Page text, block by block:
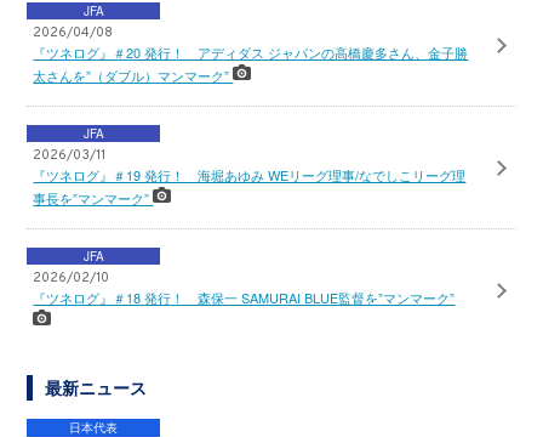
JFA
2026/04/08
『ツネログ』＃20 発行！ アディダス ジャパンの高橋慶多さん、金子勝
太さんを”（ダブル）マンマーク”
JFA
2026/03/11
『ツネログ』＃19 発行！ 海堀あゆみ WEリーグ理事/なでしこリーグ理
事長を”マンマーク”
JFA
2026/02/10
『ツネログ』＃18 発行！ 森保一 SAMURAI BLUE監督を”マンマーク”
最新ニュース
日本代表